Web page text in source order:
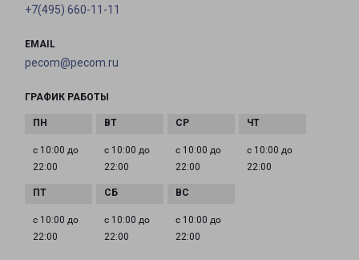
+7(495) 660-11-11
EMAIL
pecom@pecom.ru
ГРАФИК РАБОТЫ
с 10:00 до
22:00
с 10:00 до
22:00
с 10:00 до
22:00
с 10:00 до
22:00
с 10:00 до
22:00
с 10:00 до
22:00
с 10:00 до
22:00